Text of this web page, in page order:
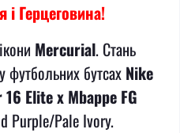
і Герцеговина!
Mercurial. Стань
футбольних бутсах Nike
Elite x Mbappe FG
Purple/Pale Ivory.